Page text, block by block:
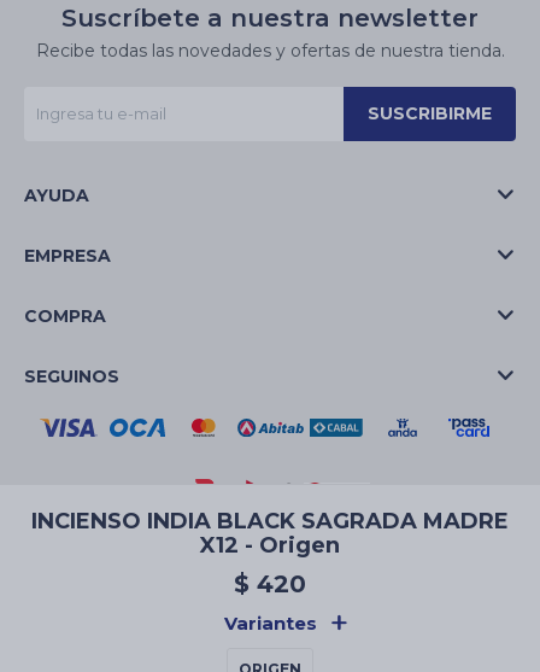
INCIENSO INDIA BLACK SAGRADA MADRE
X12 - Origen
$ 420
Variantes
Suscríbete a nuestra newsletter
Recibe todas las novedades y ofertas de nuestra tienda.
SUSCRIBIRME
AYUDA
EMPRESA
COMPRA
SEGUINOS
© Copyright 2026 / La Casa de las Velas